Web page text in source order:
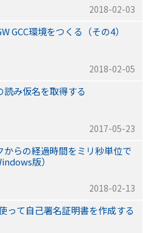
2018-02-03
GCC環境をつくる（その4）
2018-02-05
読み仮名を取得する
2017-05-23
らの経過時間をミリ秒単位で
版）
2018-02-13
って自己署名証明書を作成する